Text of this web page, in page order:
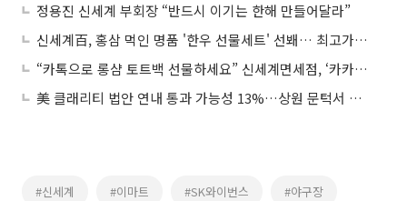
정용진 신세계 부회장 “반드시 이기는 한해 만들어달라”
신세계百, 홍삼 먹인 명품 '한우 선물세트' 선봬… 최고가 250만원
“카톡으로 롱샴 토트백 선물하세요” 신세계면세점, ‘카카오톡 선물하기’ 오픈
美 클래리티 법안 연내 통과 가능성 13%…상원 문턱서 제동
#신세계 #이마트 #SK와이번스 #야구장